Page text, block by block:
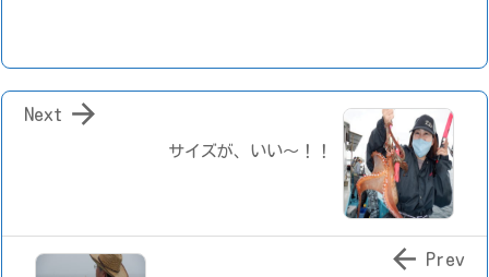
サイズが、いい～！！

Next
 Prev